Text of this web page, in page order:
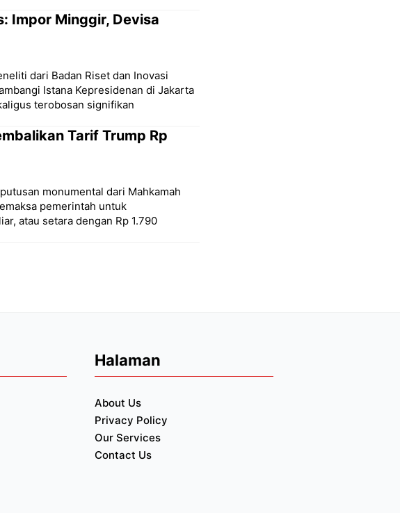
Impor Minggir, Devisa
dari Badan Riset dan Inovasi
Istana Kepresidenan di Jakarta
terobosan signifikan
Tarif Trump Rp
monumental dari Mahkamah
pemerintah untuk
atau setara dengan Rp 1.790
Halaman
About Us
Privacy Policy
Our Services
Contact Us